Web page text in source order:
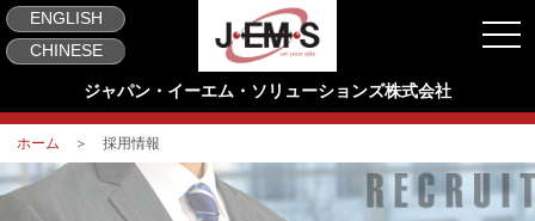
ジャパン・イーエム・ソリューションズ株式会社
ENGLISH
CHINESE
ホーム ＞ 採用情報